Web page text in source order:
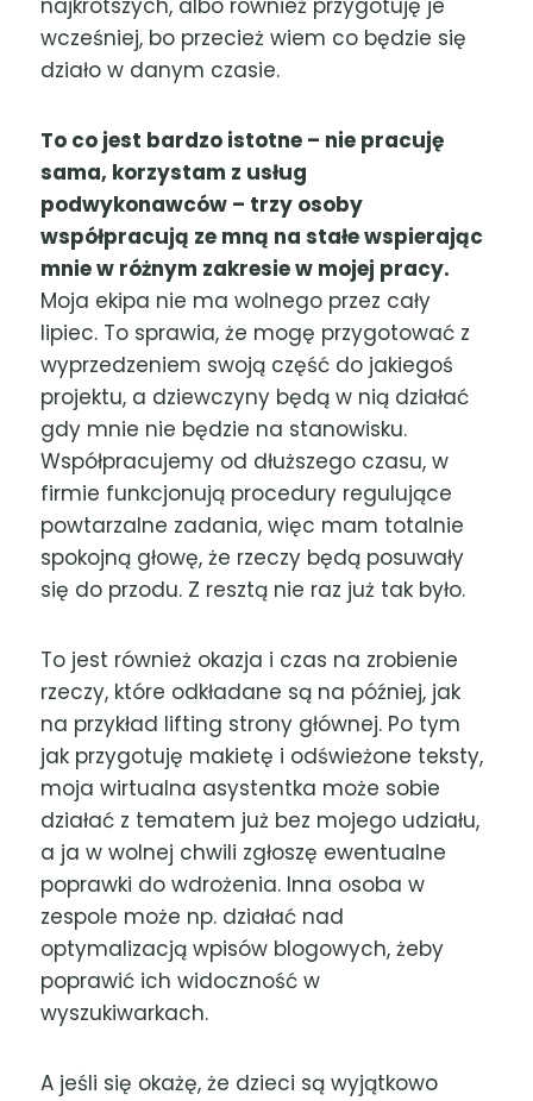
wcześniej, bo przecież wiem co będzie się
działo w danym czasie.
To co jest bardzo istotne – nie pracuję
sama, korzystam z usług
podwykonawców – trzy osoby
współpracują ze mną na stałe wspierając
mnie w różnym zakresie w mojej pracy.
Moja ekipa nie ma wolnego przez cały
lipiec. To sprawia, że mogę przygotować z
wyprzedzeniem swoją część do jakiegoś
projektu, a dziewczyny będą w nią działać
gdy mnie nie będzie na stanowisku.
Współpracujemy od dłuższego czasu, w
firmie funkcjonują procedury regulujące
powtarzalne zadania, więc mam totalnie
spokojną głowę, że rzeczy będą posuwały
się do przodu. Z resztą nie raz już tak było.
To jest również okazja i czas na zrobienie
rzeczy, które odkładane są na później, jak
na przykład lifting strony głównej. Po tym
jak przygotuję makietę i odświeżone teksty,
moja wirtualna asystentka może sobie
działać z tematem już bez mojego udziału,
a ja w wolnej chwili zgłoszę ewentualne
poprawki do wdrożenia. Inna osoba w
zespole może np. działać nad
optymalizacją wpisów blogowych, żeby
poprawić ich widoczność w
wyszukiwarkach.
A jeśli się okażę, że dzieci są wyjątkowo